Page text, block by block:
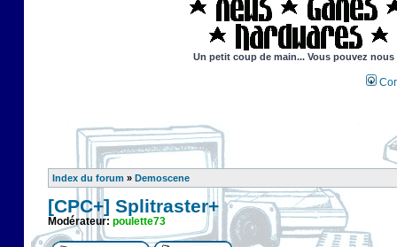
Un petit coup de main... Vous pouvez
Index du forum » Demoscene
[CPC+] Splitraster+
Modérateur: poulette73